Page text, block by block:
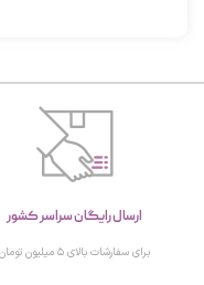
ارسال رایگان سراسر کشور
برای سفارشات بالای ۵ میلیون تومان